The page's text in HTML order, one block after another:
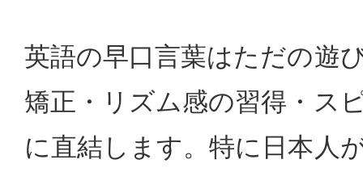
英語の早口言葉はただの遊
矯正・リズム感の習得・ス
に直結します。特に日本人